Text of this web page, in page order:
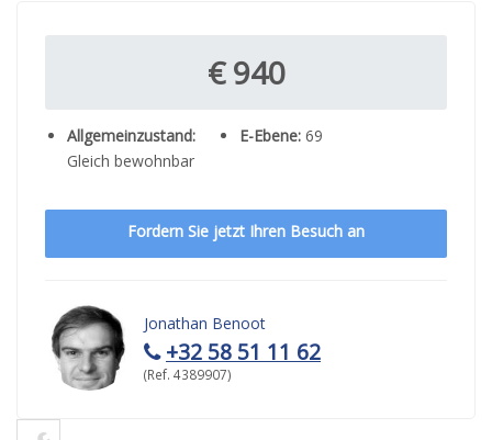
€ 940
Allgemeinzustand:
Gleich bewohnbar
E-Ebene:69
Fordern Sie jetzt Ihren Besuch an
Jonathan Benoot
+32 58 51 11 62
(Ref. 4389907)